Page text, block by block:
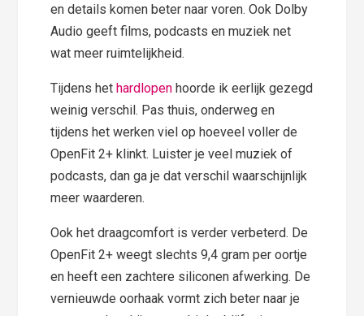
en details komen beter naar voren. Ook Dolby
Audio geeft films, podcasts en muziek net
wat meer ruimtelijkheid.
Tijdens hethardlopen hoorde ik eerlijk gezegd
weinig verschil. Pas thuis, onderweg en
tijdens het werken viel op hoeveel voller de
OpenFit 2+ klinkt. Luister je veel muziek of
podcasts, dan ga je dat verschil waarschijnlijk
meer waarderen.
Ook het draagcomfort is verder verbeterd. De
OpenFit 2+ weegt slechts 9,4 gram per oortje
en heeft een zachtere siliconen afwerking. De
vernieuwde oorhaak vormt zich beter naar je